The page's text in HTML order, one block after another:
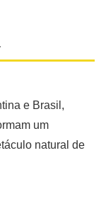
e Brasil,
um
natural de